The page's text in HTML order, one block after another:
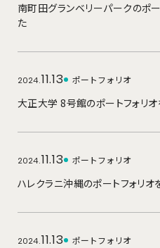
南町田グランベリーパークのポ
た
2024.11.13 ポートフォリオ
大正大学 8号館のポートフォリ
2024.11.13 ポートフォリオ
ハレクラニ沖縄のポートフォリオ
2024.11.13 ポートフォリオ